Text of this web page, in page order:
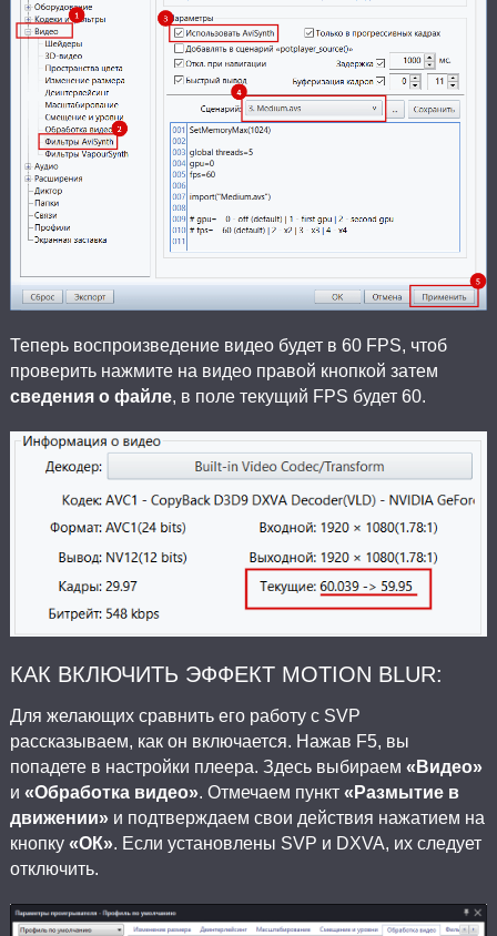
Теперь воспроизведение видео будет в 60 FPS, чтоб
проверить нажмите на видео правой кнопкой затем
сведения о файле, в поле текущий FPS будет 60.
КАК ВКЛЮЧИТЬ ЭФФЕКТ MOTION BLUR:
Для желающих сравнить его работу с SVP
рассказываем, как он включается. Нажав F5, вы
попадете в настройки плеера. Здесь выбираем «Видео»
и «Обработка видео». Отмечаем пункт «Размытие в
движении»и подтверждаем свои действия нажатием на
кнопку «ОК». Если установлены SVP и DXVA, их следует
отключить.